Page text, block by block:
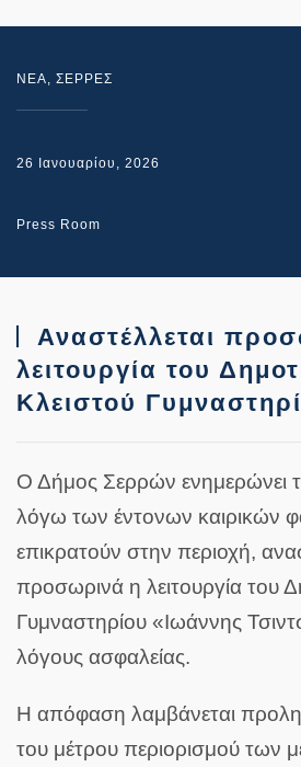
NEA, ΣΕΡΡΕΣ
26 Ιανουαρίου, 2026
Press Room
Αναστέλλεται
λειτουργία του
Κλειστού
Ο Δήμος Σερρών ενημερώνει
λόγω των έντονων καιρικών
επικρατούν στην περιοχή,
προσωρινά η λειτουργία του
Γυμναστηρίου «Ιωάννης
λόγους ασφαλείας.
Η απόφαση λαμβάνεται
του μέτρου περιορισμού των